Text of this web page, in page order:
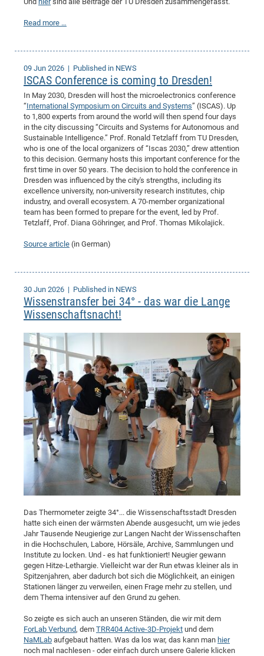
Read more …
09 Jun 2026 | Published in NEWS
ISCAS Conference is coming to Dresden!
In May 2030, Dresden will host the microelectronics conference
“International Symposium on Circuits and Systems” (ISCAS). Up
to 1,800 experts from around the world will then spend four days
in the city discussing “Circuits and Systems for Autonomous and
Sustainable Intelligence.” Prof. Ronald Tetzlaff from TU Dresden,
who is one of the local organizers of “Iscas 2030,” drew attention
to this decision. Germany hosts this important conference for the
first time in over 50 years. The decision to hold the conference in
Dresden was influenced by the city's strengths, including its
excellence university, non-university research institutes, chip
industry, and overall ecosystem. A 70-member organizational
team has been formed to prepare for the event, led by Prof.
Tetzlaff, Prof. Diana Göhringer, and Prof. Thomas Mikolajick.
Source article (in German)
30 Jun 2026 | Published in NEWS
Wissenstransfer bei 34° - das war die Lange
Wissenschaftsnacht!
Das Thermometer zeigte 34°... die Wissenschaftsstadt Dresden
hatte sich einen der wärmsten Abende ausgesucht, um wie jedes
Jahr Tausende Neugierige zur Langen Nacht der Wissenschaften
in die Hochschulen, Labore, Hörsäle, Archive, Sammlungen und
Institute zu locken. Und - es hat funktioniert! Neugier gewann
gegen Hitze-Lethargie. Vielleicht war der Run etwas kleiner als in
Spitzenjahren, aber dadurch bot sich die Möglichkeit, an einigen
Stationen länger zu verweilen, einen Frage mehr zu stellen, und
dem Thema intensiver auf den Grund zu gehen.
So zeigte es sich auch an unseren Ständen, die wir mit dem
ForLab Verbund, dem TRR404 Active-3D-Projekt und dem
NaMLab aufgebaut hatten. Was da los war, das kann man hier
noch mal nachlesen - oder einfach durch unsere Galerie klicken